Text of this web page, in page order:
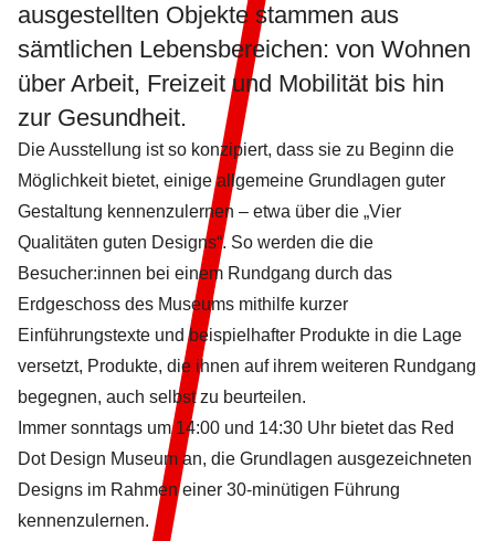
ausgestellten Objekte stammen aus
sämtlichen Lebensbereichen: von Wohnen
über Arbeit, Freizeit und Mobilität bis hin
zur Gesundheit.
Die Ausstellung ist so konzipiert, dass sie zu Beginn die
Möglichkeit bietet, einige allgemeine Grundlagen guter
Gestaltung kennenzulernen – etwa über die „Vier
Qualitäten guten Designs“. So werden die die
Besucher:innen bei einem Rundgang durch das
Erdgeschoss des Museums mithilfe kurzer
Einführungstexte und beispielhafter Produkte in die Lage
versetzt, Produkte, die ihnen auf ihrem weiteren Rundgang
begegnen, auch selbst zu beurteilen.
Immer sonntags um 14:00 und 14:30 Uhr bietet das Red
Dot Design Museum an, die Grundlagen ausgezeichneten
Designs im Rahmen einer 30-minütigen Führung
kennenzulernen.